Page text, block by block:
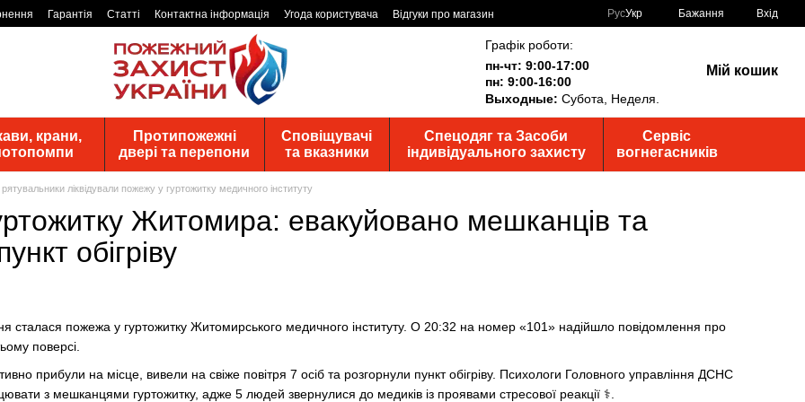
Гарантія Статті Контактна інформація Угода користувача Відгуки про магазин РусУкр Бажання Вхід
Графік роботи:
пн-чт: 9:00-17:00
пн: 9:00-16:00
Выходные: Субота, Неделя.
Мій кошик
крани,
Протипожежні
двері та перепони
Сповіщувачі
та вказники
Спецодяг та Засоби
індивідуального захисту
Сервіс
вогнегасників
ліквідували пожежу у гуртожитку медичного інституту
Житомира: евакуйовано мешканців та
обігріву
сталася пожежа у гуртожитку Житомирського медичного інституту. О 20:32 на номер «101» надійшло повідомлення про
поверсі.
прибули на місце, вивели на свіже повітря 7 осіб та розгорнули пункт обігріву. Психологи Головного управління ДСНС
з мешканцями гуртожитку, адже 5 людей звернулися до медиків із проявами стресової реакції ⚕️.